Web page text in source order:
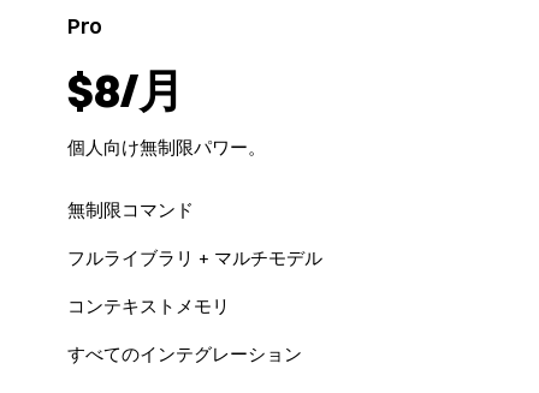
Pro
$8/月
個人向け無制限パワー。
無制限コマンド
フルライブラリ + マルチモデル
コンテキストメモリ
すべてのインテグレーション